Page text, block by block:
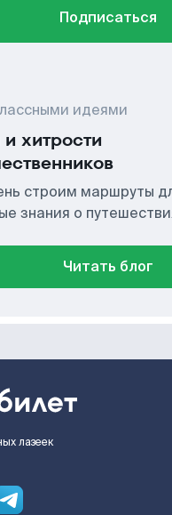
Подписаться
идеями
хитрости
строим маршруты
знания о
Читать блог
лазеек